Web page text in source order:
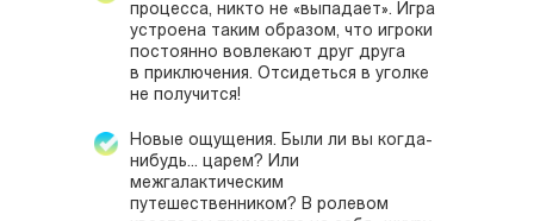
процесса, никто не «выпадает». Игра
устроена таким образом, что игроки
постоянно вовлекают друг друга
в приключения. Отсидеться в уголке
не получится!
Новые ощущения. Были ли вы когда-
нибудь... царем? Или
межгалактическим
путешественником? В ролевом